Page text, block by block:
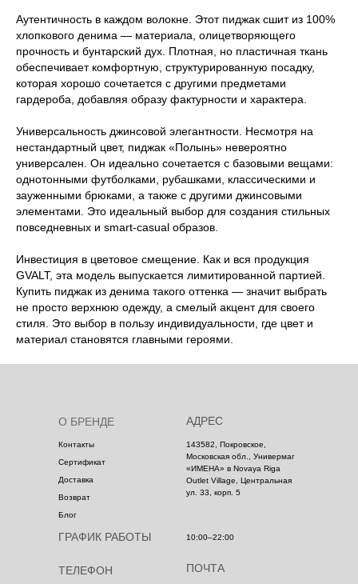
Аутентичность в каждом волокне. Этот пиджак сшит из 100%
хлопкового денима — материала, олицетворяющего
прочность и бунтарский дух. Плотная, но пластичная ткань
обеспечивает комфортную, структурированную посадку,
которая хорошо сочетается с другими предметами
гардероба, добавляя образу фактурности и характера.
Универсальность джинсовой элегантности. Несмотря на
нестандартный цвет, пиджак «Полынь» невероятно
универсален. Он идеально сочетается с базовыми вещами:
однотонными футболками, рубашками, классическими и
зауженными брюками, а также с другими джинсовыми
элементами. Это идеальный выбор для создания стильных
повседневных и smart-casual образов.
Инвестиция в цветовое смещение. Как и вся продукция
GVALT, эта модель выпускается лимитированной партией.
Купить пиджак из денима такого оттенка — значит выбрать
не просто верхнюю одежду, а смелый акцент для своего
стиля. Это выбор в пользу индивидуальности, где цвет и
материал становятся главными героями.
О БРЕНДЕ
Контакты
Сертификат
Доставка
Возврат
Блог
ТЕЛЕФОН ПОЧТА
ГРАФИК РАБОТЫ 10:00–22:00
АДРЕС
143582, Покровское,
Московская обл., Универмаг
«ИМЕНА» в Novaya Riga
Outlet Village, Центральная
ул. 33, корп. 5